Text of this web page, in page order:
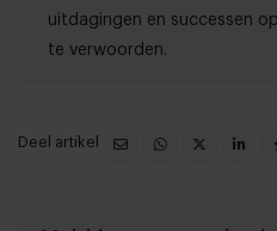
uitdagingen en successen
te verwoorden.
Deel artikel